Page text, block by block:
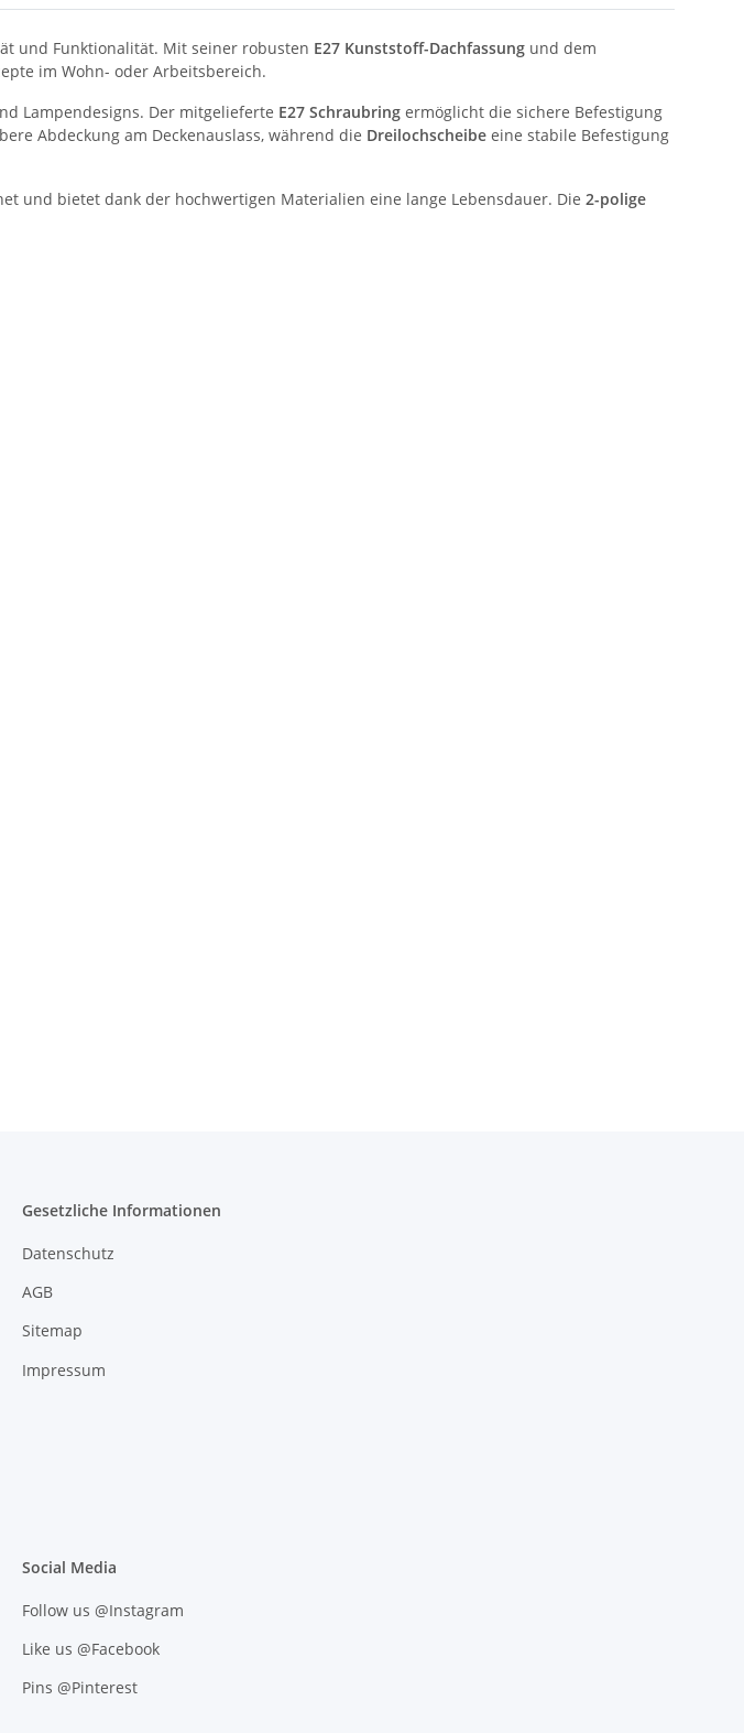
und Funktionalität. Mit seiner robusten E27 Kunststoff-Dachfassung und dem
im Wohn- oder Arbeitsbereich.
Lampendesigns. Der mitgelieferte E27 Schraubring ermöglicht die sichere Befestigung
Abdeckung am Deckenauslass, während die Dreilochscheibe eine stabile Befestigung
und bietet dank der hochwertigen Materialien eine lange Lebensdauer. Die 2-polige
Gesetzliche Informationen
Datenschutz
AGB
Sitemap
Impressum
Social Media
Follow us @Instagram
Like us @Facebook
Pins @Pinterest